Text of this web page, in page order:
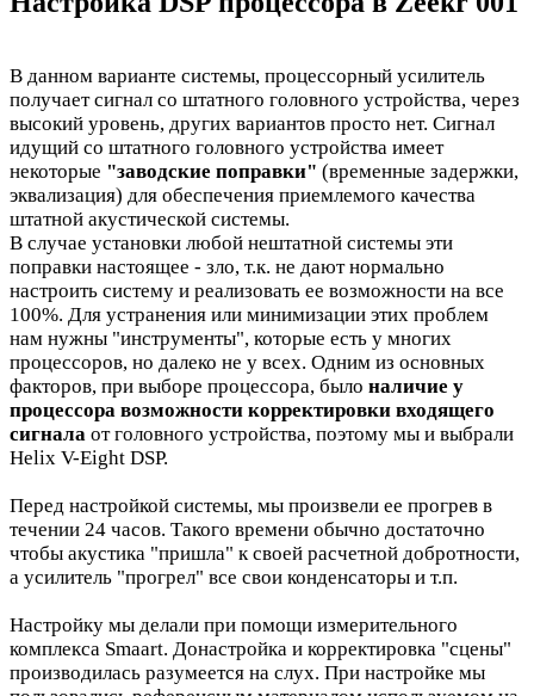
В данном варианте системы, процессорный усилитель
получает сигнал со штатного головного устройства, через
высокий уровень, других вариантов просто нет. Сигнал
идущий со штатного головного устройства имеет
некоторые "заводские поправки" (временные задержки,
эквализация) для обеспечения приемлемого качества
штатной акустической системы.
В случае установки любой нештатной системы эти
поправки настоящее - зло, т.к. не дают нормально
настроить систему и реализовать ее возможности на все
100%. Для устранения или минимизации этих проблем
нам нужны "инструменты", которые есть у многих
процессоров, но далеко не у всех. Одним из основных
факторов, при выборе процессора, было наличие у
процессора возможности корректировки входящего
сигнала от головного устройства, поэтому мы и выбрали
Helix V-Eight DSP.
Перед настройкой системы, мы произвели ее прогрев в
течении 24 часов. Такого времени обычно достаточно
чтобы акустика "пришла" к своей расчетной добротности,
а усилитель "прогрел" все свои конденсаторы и т.п.
Настройку мы делали при помощи измерительного
комплекса Smaart. Донастройка и корректировка "сцены"
производилась разумеется на слух. При настройке мы